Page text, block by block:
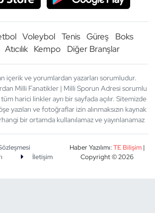
Voleybol Tenis Güreş
Boks
Atıcılık Kempo Diğer Branşlar
içerik ve yorumlardan yazarları sorumludur.
Milli Fanatikler | Milli Sporun Adresi sorumlu
harici linkler ayrı bir sayfada açılır. Sitemizde
yazıları ve fotoğraflar izin alınmaksızın kaynak
bir ortamda kullanılamaz ve yayınlanamaz
İletişim
Haber Yazılımı:TE Bilişim|
Copyright © 2026